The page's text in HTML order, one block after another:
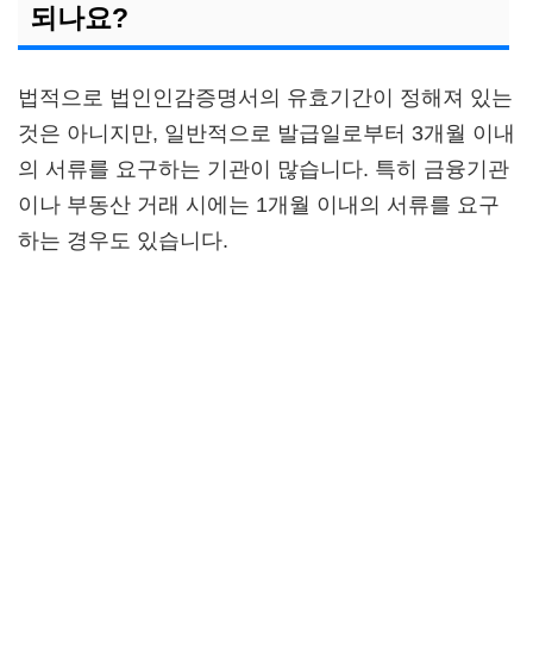
되나요?
법적으로 법인인감증명서의 유효기간이 정해져 있는
것은 아니지만, 일반적으로 발급일로부터 3개월 이내
의 서류를 요구하는 기관이 많습니다. 특히 금융기관
이나 부동산 거래 시에는 1개월 이내의 서류를 요구
하는 경우도 있습니다.